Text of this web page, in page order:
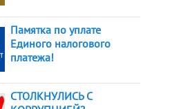
Памятка по уплате
Единого налогового
платежа!
СТОЛКНУЛИСЬ С